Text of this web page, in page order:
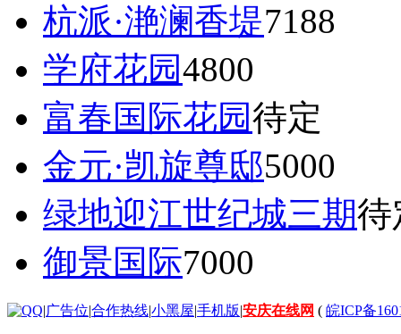
杭派·滟澜香堤7188
学府花园4800
富春国际花园待定
金元·凯旋尊邸5000
绿地迎江世纪城三期待
御景国际7000
|广告位|合作热线|小黑屋|手机版|安庆在线网 ( 皖ICP备